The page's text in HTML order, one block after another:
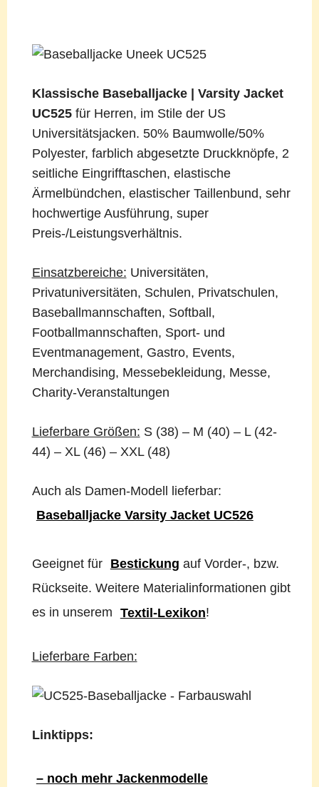
Klassische Baseballjacke | Varsity Jacket
UC525für Herren, im Stile der US
Universitätsjacken. 50% Baumwolle/50%
Polyester, farblich abgesetzte Druckknöpfe, 2
seitliche Eingrifftaschen, elastische
Ärmelbündchen, elastischer Taillenbund, sehr
hochwertige Ausführung, super
Preis-/Leistungsverhältnis.
Einsatzbereiche: Universitäten,
Privatuniversitäten, Schulen, Privatschulen,
Baseballmannschaften, Softball,
Footballmannschaften, Sport- und
Eventmanagement, Gastro, Events,
Merchandising, Messebekleidung, Messe,
Charity-Veranstaltungen
Lieferbare Größen: S (38) – M (40) – L (42-
44) – XL (46) – XXL (48)
Auch als Damen-Modell lieferbar:
Baseballjacke Varsity Jacket UC526
Geeignet für Bestickung auf Vorder-, bzw.
Rückseite. Weitere Materialinformationen gibt
es in unserem Textil-Lexikon!
Lieferbare Farben:
Linktipps:
– noch mehr Jackenmodelle